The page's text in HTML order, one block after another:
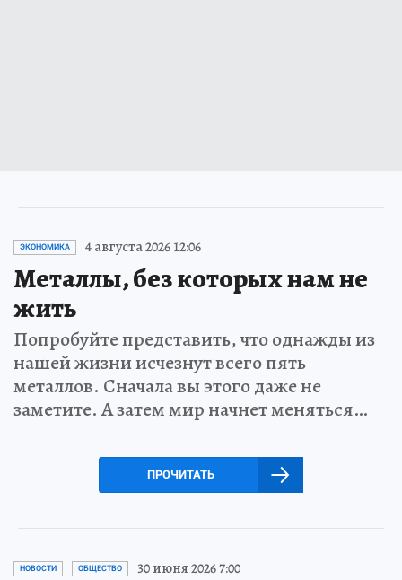
ЭКОНОМИКА 4 августа 2026 12:06
Металлы, без которых нам не
жить
Попробуйте представить, что однажды из
нашей жизни исчезнут всего пять
металлов. Сначала вы этого даже не
заметите. А затем мир начнет меняться…
ПРОЧИТАТЬ
НОВОСТИ ОБЩЕСТВО 30 июня 2026 7:00